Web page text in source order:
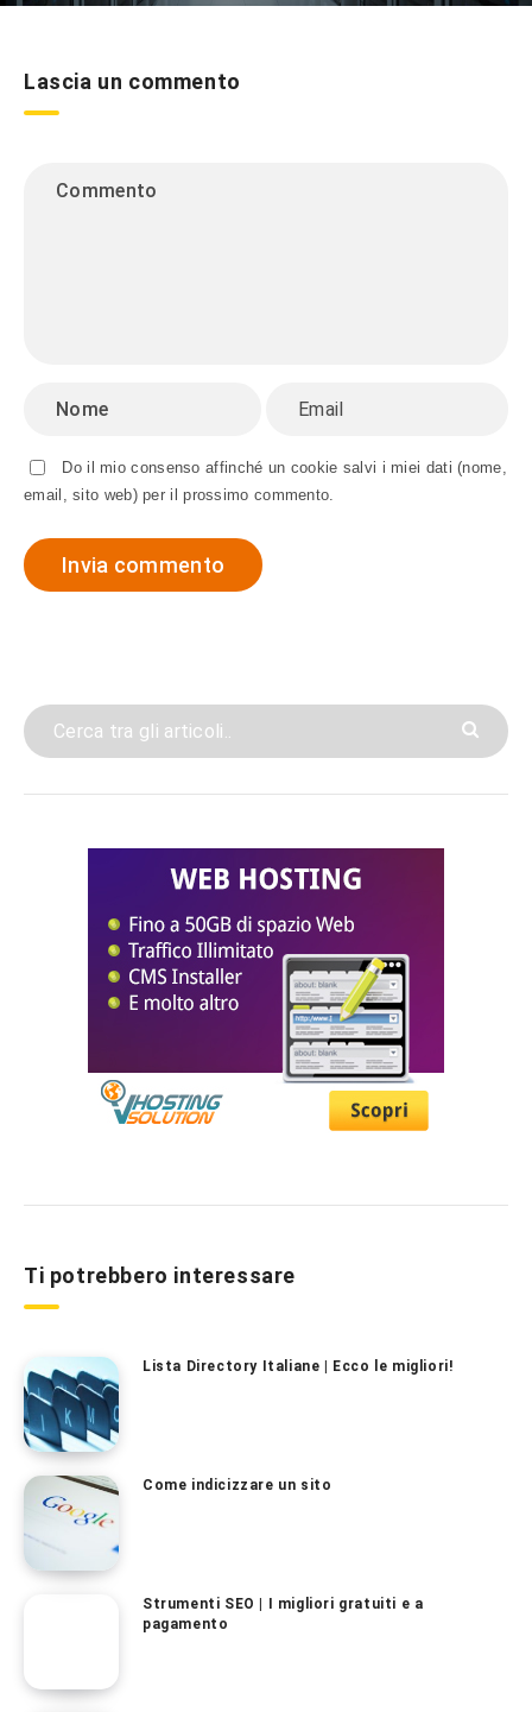
Lascia un commento
Do il mio consenso affinché un cookie salvi i miei dati (nome,
email, sito web) per il prossimo commento.
Ti potrebbero interessare
Lista Directory Italiane | Ecco le migliori!
Come indicizzare un sito
Strumenti SEO | I migliori gratuiti e a
pagamento